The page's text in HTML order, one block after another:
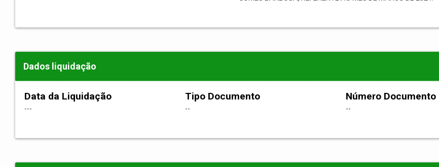
Dados liquidação
Data da Liquidação
---
Tipo Documento
--
Número Documento
--